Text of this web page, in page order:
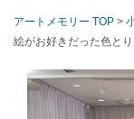
アートメモリー TOP >
絵がお好きだった色と